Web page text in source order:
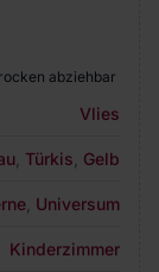
abziehbar
Vlies
Türkis Gelb
Universum
Kinderzimmer